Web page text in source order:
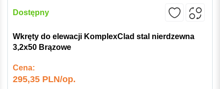
Dostępny
Wkręty do elewacji KomplexClad stal nierdzewna
3,2x50 Brązowe
Cena:
295,35 PLN/op.